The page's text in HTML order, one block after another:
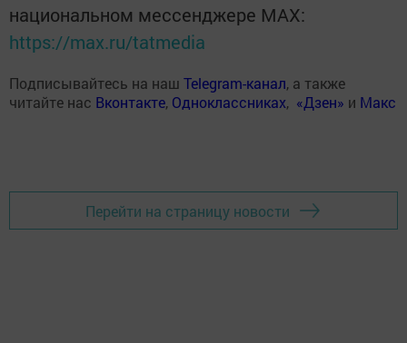
национальном мессенджере MАХ:
https://max.ru/tatmedia
Подписывайтесь на наш Telegram-канал, а также
читайте нас Вконтакте, Одноклассниках, «Дзен» и Макс
Перейти на страницу новости